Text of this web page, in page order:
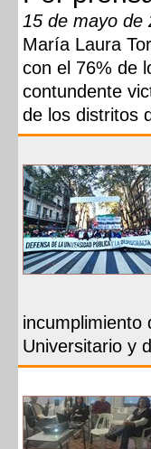
15 de mayo de
María Laura
con el 76% de
contundente
de los distritos
incumplimiento
Universitario y